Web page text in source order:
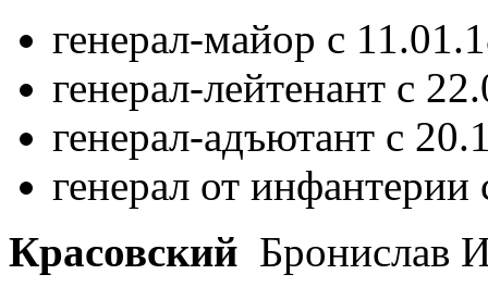
генерал-майор с
генерал-лейтенант с
генерал-адъютант с
генерал от
Красовский Бронислав